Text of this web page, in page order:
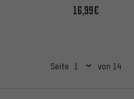
16,99€
Seite von 14